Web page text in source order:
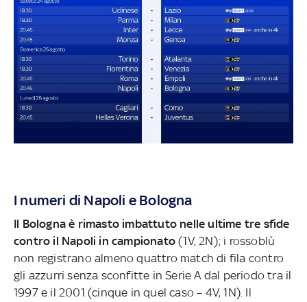
I numeri di Napoli e Bologna
Il Bologna è rimasto imbattuto nelle ultime tre sfide
contro il Napoli in campionato (1V, 2N); i rossoblù
non registrano almeno quattro match di fila contro
gli azzurri senza sconfitte in Serie A dal periodo tra il
1997 e il 2001 (cinque in quel caso – 4V, 1N). Il